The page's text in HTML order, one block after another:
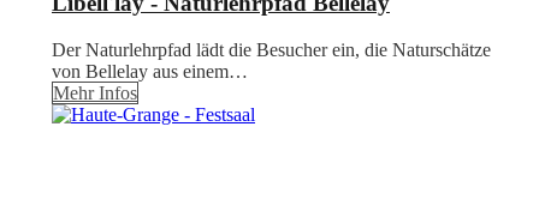
Der Naturlehrpfad lädt die Besucher ein, die Naturschätze
von Bellelay aus einem…
Mehr Infos